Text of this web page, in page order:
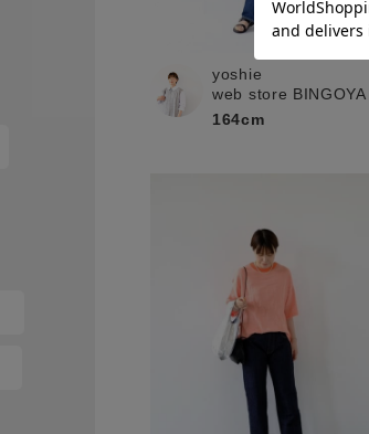
yoshie
web store BINGOYA
164cm